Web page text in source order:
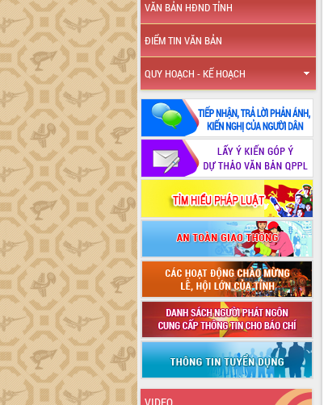
VĂN BẢN HĐND TỈNH
ĐIỂM TIN VĂN BẢN
QUY HOẠCH - KẾ HOẠCH